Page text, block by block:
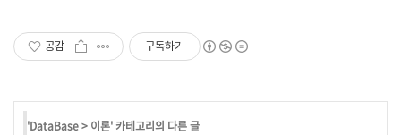
공감 구독하기
'DataBase> 이론' 카테고리의 다른 글